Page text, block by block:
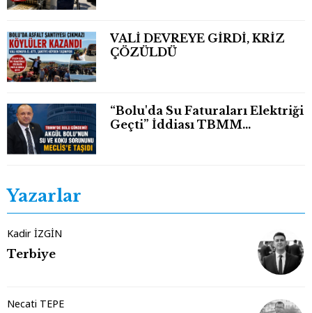
VALİ DEVREYE GİRDİ, KRİZ
ÇÖZÜLDÜ
“Bolu'da Su Faturaları Elektriği
Geçti” İddiası TBMM
Yazarlar
Kadir İZGİN
Terbiye
Necati TEPE